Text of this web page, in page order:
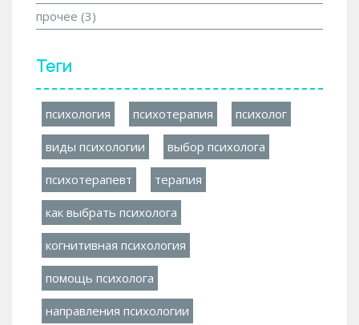
прочее (3)
Теги
психология психотерапия психолог
виды психологии выбор психолога
психотерапевт терапия
как выбрать психолога
когнитивная психология
помощь психолога
направления психологии